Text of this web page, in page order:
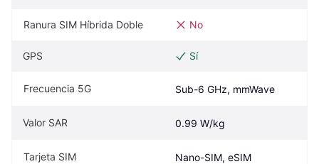
Ranura SIM Híbrida Doble No
GPS Sí
Frecuencia 5G Sub-6 GHz, mmWave
Valor SAR 0.99 W/kg
Tarjeta SIM Nano-SIM, eSIM